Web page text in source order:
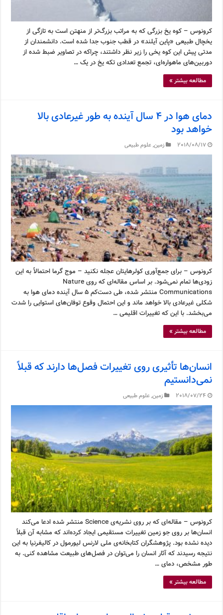
کرونوس – کوه یخ بزرگی که به مراتب بزرگ‌تر از منهتن است به تازگی از
یخچال طبیعی «پاین آیلند» در قطب جنوب جدا شده است. دانشمندان از
مدتی پیش این کوه یخی را زیر نظر داشتند، چراکه در تصاویر ضبط شده از
دوربین‌های ماهواره‌ای، تجمع تعدادی تکه یخ در یک …
مطالعه بیشتر »
دمای هوا در ۴ سال آینده به طور غیرعادی بالا
خواهد بود
2018/08/17 زمین,علوم طبیعی
کرونوس – برای جمع‌آوری کولرهایتان عجله نکنید – موج گرما احتمالاً به این
زودی‌ها تمام نمی‌شود. بر اساس مقاله‌ای که روی Nature
Communications منتشر شده، طی دست‌کم ۵ سال آینده دمای هوا به
شکلی غیرعادی بالا خواهد ماند و این احتمال وقوع توفان‌های استوایی را شدت
می‌بخشد. با این که تغییرات اقلیمی …
مطالعه بیشتر »
انسان‌ها تأثیری روی تغییرات فصل‌ها دارند که قبلاً
نمی‌دانستیم
2018/07/24 زمین,علوم طبیعی
کرونوس – مقاله‌ای که بر روی نشریه‌ی Science منتشر شده ادعا می‌کند
انسان‌ها بر روی جو زمین تغییرات مستقیمی ایجاد کرده‌اند که مشابه آن قبلاً
دیده نشده بود. پژوهشگران کتابخانه‌ی ملی لارنس لیورمول در کالیفرنیا به این
نتیجه رسیدند که آثار انسان را می‌توان در فصل‌های طبیعت مشاهده کنی. به
طور مشخص، دمای …
مطالعه بیشتر »